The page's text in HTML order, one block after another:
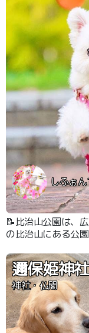
しふぉ
📝比治山公園は、
の比治山にある公
てくれているので
んちゃんが誤飲す
邇保姫神社
神社・仏閣